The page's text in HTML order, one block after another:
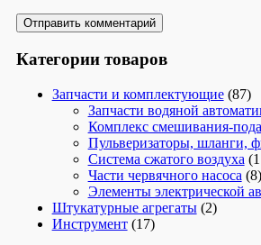
Категории товаров
Запчасти и комплектующие (87)
Запчасти водяной
Комплекс смешивания-
Пульверизаторы, шланги,
Система сжатого воздуха
Части червячного насоса (8)
Элементы электрической
Штукатурные агрегаты (2)
Инструмент (17)